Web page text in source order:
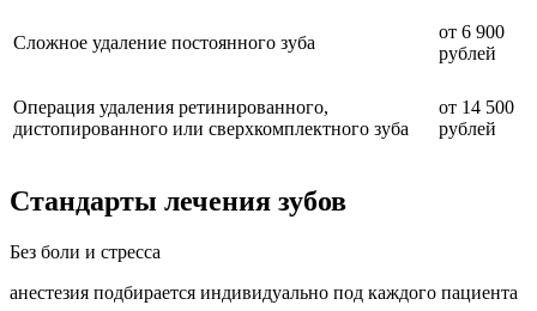
Сложное удаление постоянного зуба
от 6 900
рублей
Операция удаления ретинированного,
дистопированного или сверхкомплектного зуба
от 14 500
рублей
Стандарты лечения зубов
Без боли и стресса
анестезия подбирается индивидуально под каждого пациента